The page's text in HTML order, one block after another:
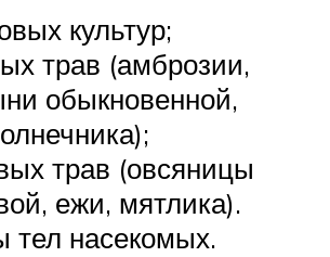
культур;
трав (амброзии,
обыкновенной,
трав (овсяницы
ежи, мятлика).
тел насекомых.